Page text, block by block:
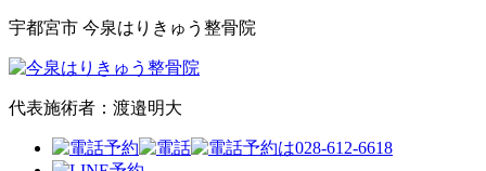
宇都宮市 今泉はりきゅう整骨院
代表施術者：渡邉明大